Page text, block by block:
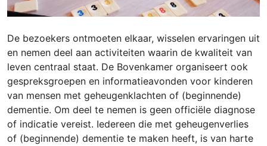
De bezoekers ontmoeten elkaar, wisselen ervaringen uit
en nemen deel aan activiteiten waarin de kwaliteit van
leven centraal staat. De Bovenkamer organiseert ook
gespreksgroepen en informatieavonden voor kinderen
van mensen met geheugenklachten of (beginnende)
dementie. Om deel te nemen is geen officiële diagnose
of indicatie vereist. Iedereen die met geheugenverlies
of (beginnende) dementie te maken heeft, is van harte